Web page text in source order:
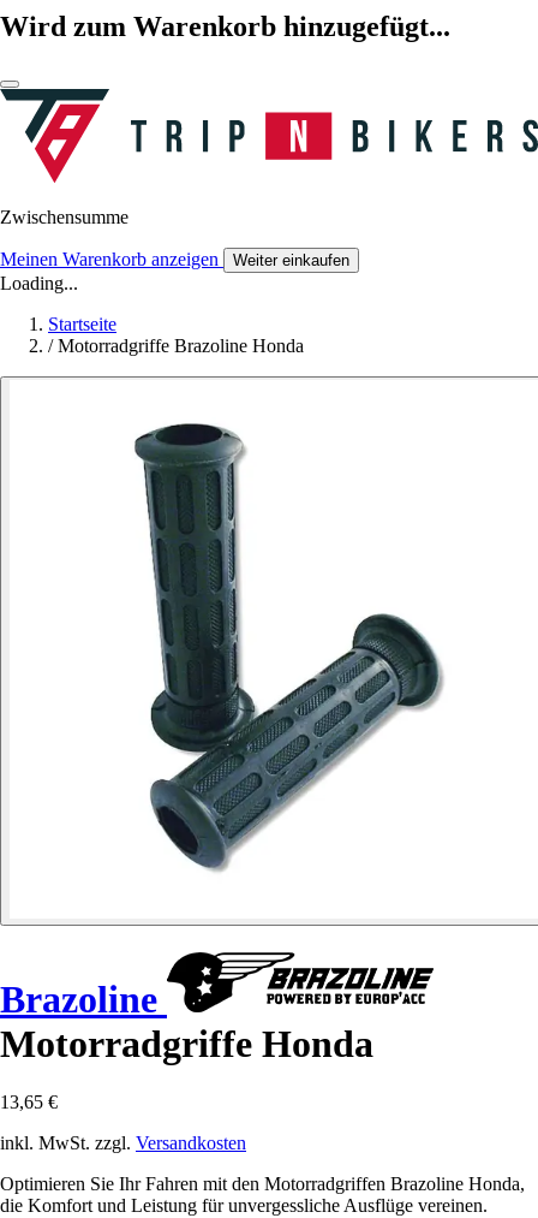
Wird zum Warenkorb hinzugefügt...
Zwischensumme
Meinen Warenkorb anzeigen Weiter einkaufen
Loading...
Startseite
/ Motorradgriffe Brazoline Honda
Brazoline
Motorradgriffe Honda
13,65 €
inkl. MwSt. zzgl. Versandkosten
Optimieren Sie Ihr Fahren mit den Motorradgriffen Brazoline Honda,
die Komfort und Leistung für unvergessliche Ausflüge vereinen.